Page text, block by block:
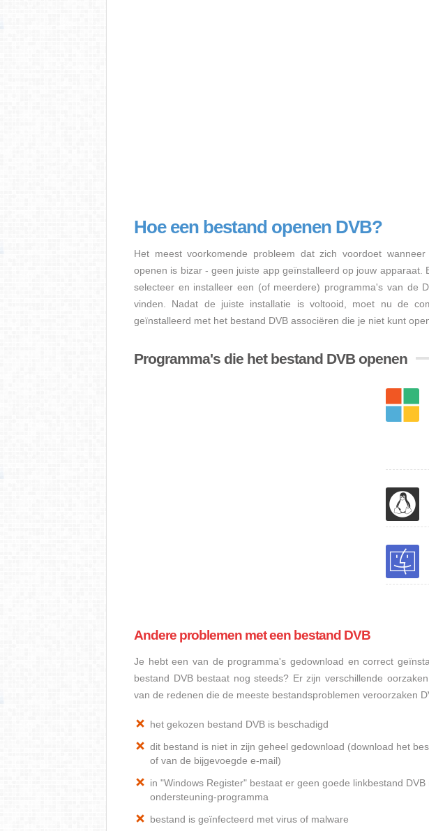
Hoe een bestand openen DVB?
Het meest voorkomende probleem dat zich voordoet
openen is bizar - geen juiste app geïnstalleerd op jouw apparaat.
selecteer en installeer een (of meerdere) programma's van de
vinden. Nadat de juiste installatie is voltooid, moet nu de
geïnstalleerd met het bestand DVB associëren die je niet kunt
Programma's die het bestand DVB openen
Andere problemen met een bestand DVB
Je hebt een van de programma's gedownload en correct
bestand DVB bestaat nog steeds? Er zijn verschillende
van de redenen die de meeste bestandsproblemen veroorzaken
het gekozen bestand DVB is beschadigd
dit bestand is niet in zijn geheel gedownload (download het
of van de bijgevoegde e-mail)
in "Windows Register" bestaat er geen goede linkbestand
ondersteuning-programma
bestand is geïnfecteerd met virus of malware